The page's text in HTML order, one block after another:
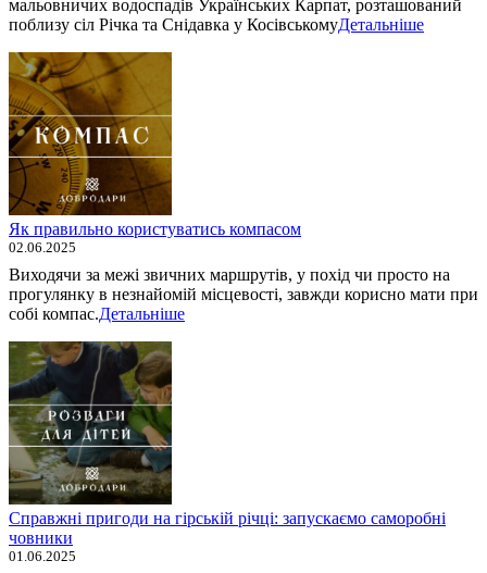
мальовничих водоспадів Українських Карпат, розташований
поблизу сіл Річка та Снідавка у КосівськомуДетальніше
Як правильно користуватись компасом
02.06.2025
Виходячи за межі звичних маршрутів, у похід чи просто на
прогулянку в незнайомій місцевості, завжди корисно мати при
собі компас.Детальніше
Справжні пригоди на гірській річці: запускаємо саморобні
човники
01.06.2025